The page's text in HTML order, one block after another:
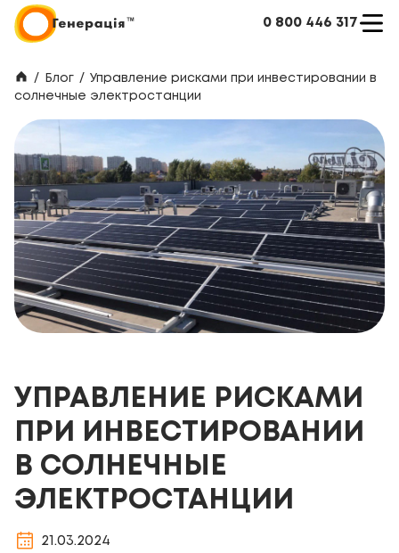
0 800 446 317
/ Блог / Управление рисками при инвестировании в
солнечные электростанции
УПРАВЛЕНИЕ РИСКАМИ
ПРИ ИНВЕСТИРОВАНИИ
В СОЛНЕЧНЫЕ
ЭЛЕКТРОСТАНЦИИ
21.03.2024